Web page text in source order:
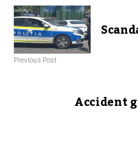
Previous Post
Accident